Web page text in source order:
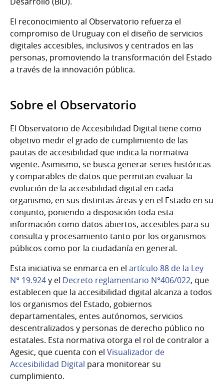
El reconocimiento al Observatorio refuerza el
compromiso de Uruguay con el diseño de servicios
digitales accesibles, inclusivos y centrados en las
personas, promoviendo la transformación del Estado
a través de la innovación pública.
Sobre el Observatorio
El Observatorio de Accesibilidad Digital tiene como
objetivo medir el grado de cumplimiento de las
pautas de accesibilidad que indica la normativa
vigente. Asimismo, se busca generar series históricas
y comparables de datos que permitan evaluar la
evolución de la accesibilidad digital en cada
organismo, en sus distintas áreas y en el Estado en su
conjunto, poniendo a disposición toda esta
información como datos abiertos, accesibles para su
consulta y procesamiento tanto por los organismos
públicos como por la ciudadanía en general.
Esta iniciativa se enmarca en el artículo 88 de la Ley
N° 19.924y el Decreto reglamentario N°406/022, que
establecen que la accesibilidad digital alcanza a todos
los organismos del Estado, gobiernos
departamentales, entes autónomos, servicios
descentralizados y personas de derecho público no
estatales. Esta normativa otorga el rol de contralor a
Agesic, que cuenta con el Visualizador de
Accesibilidad Digital para monitorear su
cumplimiento.